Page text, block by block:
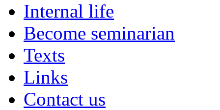
Internal life
Become seminarian
Texts
Links
Contact us